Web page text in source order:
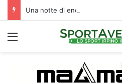
Menu